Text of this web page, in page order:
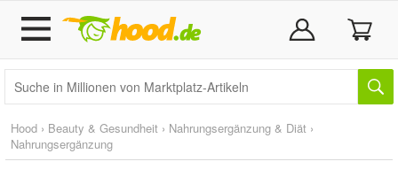
Hood › Beauty & Gesundheit › Nahrungsergänzung & Diät ›
Nahrungsergänzung